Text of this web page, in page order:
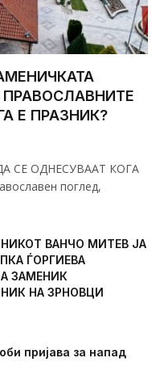
ПРАВОСЛАВНИТЕ
Е ПРАЗНИК?
СЕ ОДНЕСУВААТ КОГА
поглед,
ВАНЧО МИТЕВ ЈА
ЃОРГИЕВА
ЗАМЕНИК
НА ЗРНОВЦИ
пријава за напад